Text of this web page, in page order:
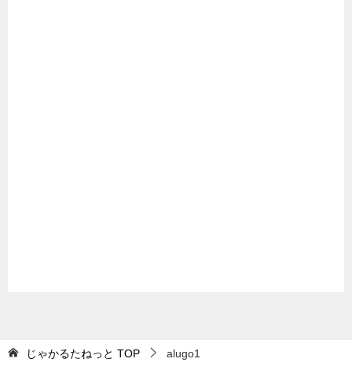
じゃかるたねっと TOP alugo1